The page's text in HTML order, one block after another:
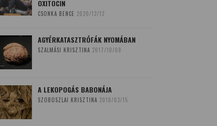
OXITOCIN
CSONKA BENCE 2020/12/12
AGYÉRKATASZTRÓFÁK NYOMÁBAN
SZALMÁSI KRISZTINA 2017/10/08
A LEKOPOGÁS BABONÁJA
SZOBOSZLAI KRISZTINA 2018/03/15